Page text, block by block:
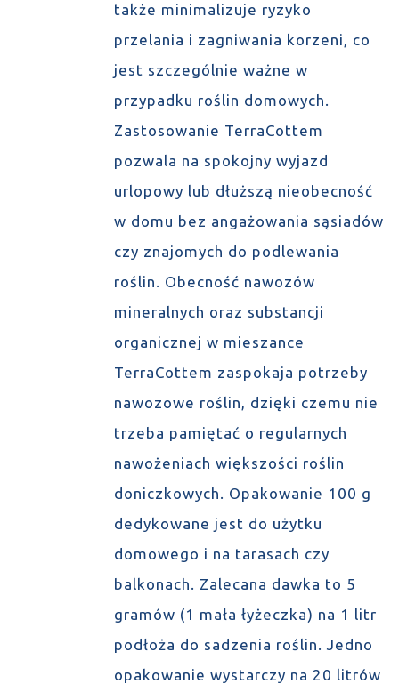
także minimalizuje ryzyko
przelania i zagniwania korzeni, co
jest szczególnie ważne w
przypadku roślin domowych.
Zastosowanie TerraCottem
pozwala na spokojny wyjazd
urlopowy lub dłuższą nieobecność
w domu bez angażowania sąsiadów
czy znajomych do podlewania
roślin. Obecność nawozów
mineralnych oraz substancji
organicznej w mieszance
TerraCottem zaspokaja potrzeby
nawozowe roślin, dzięki czemu nie
trzeba pamiętać o regularnych
nawożeniach większości roślin
doniczkowych. Opakowanie 100 g
dedykowane jest do użytku
domowego i na tarasach czy
balkonach. Zalecana dawka to 5
gramów (1 mała łyżeczka) na 1 litr
podłoża do sadzenia roślin. Jedno
opakowanie wystarczy na 20 litrów